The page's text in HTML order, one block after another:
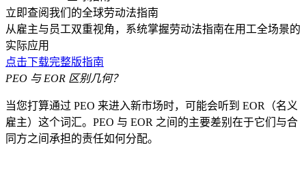
立即查阅我们的全球劳动法指南
从雇主与员工双重视角，系统掌握劳动法指南在用工全场景的
实际应用
点击下载完整版指南
PEO 与 EOR 区别几何？
当您打算通过 PEO 来进入新市场时，可能会听到 EOR（名义
雇主）这个词汇。PEO 与 EOR 之间的主要差别在于它们与合
同方之间承担的责任如何分配。